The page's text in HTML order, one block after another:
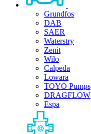
Grundfos
DAB
SAER
Waterstry
Zenit
Wilo
Calpeda
Lowara
TOYO Pumps
DRAGFLOW
Espa